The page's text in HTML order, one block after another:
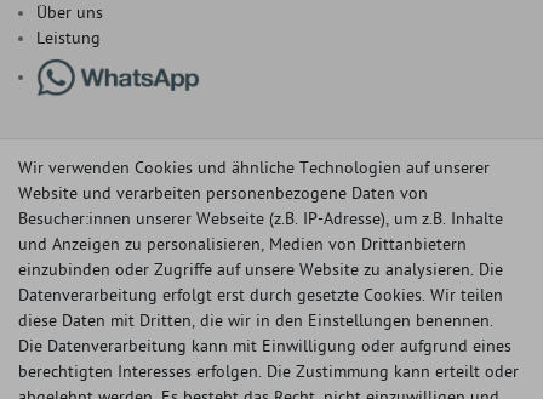
Über uns
Leistung
© Copyright 2026 Sportauspuff-Store.de - Alle Rechte vorbehalten.
Wir verwenden Cookies und ähnliche Technologien auf unserer
Website und verarbeiten personenbezogene Daten von
Besucher:innen unserer Webseite (z.B. IP-Adresse), um z.B. Inhalte
und Anzeigen zu personalisieren, Medien von Drittanbietern
einzubinden oder Zugriffe auf unsere Website zu analysieren. Die
Datenverarbeitung erfolgt erst durch gesetzte Cookies. Wir teilen
diese Daten mit Dritten, die wir in den Einstellungen benennen.
Die Datenverarbeitung kann mit Einwilligung oder aufgrund eines
berechtigten Interesses erfolgen. Die Zustimmung kann erteilt oder